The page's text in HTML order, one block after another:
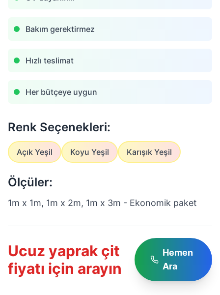
Bakım gerektirmez
Hızlı teslimat
Her bütçeye uygun
Renk Seçenekleri:
Açık Yeşil Koyu Yeşil Karışık Yeşil
Ölçüler:
1m x 1m, 1m x 2m, 1m x 3m - Ekonomik paket
Ucuz yaprak çit
fiyatı için arayın
Hemen
Ara